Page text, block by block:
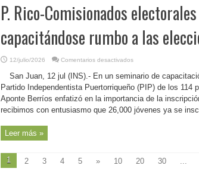
P. Rico-Comisionados
capacitándose rumbo a las
12/julio/2026 Comentarios desactivados
Rico-
Comisionados
electorales
locales
del
continúan
San Juan, 12 jul (INS).- En un seminario de
Partido Independentista Puertorriqueño (PIP) de los
Aponte Berríos enfatizó en la importancia de la
recibimos con entusiasmo que 26,000 jóvenes ya se
Leer más »
1 2 3 4 5 » 10 20 30 ...